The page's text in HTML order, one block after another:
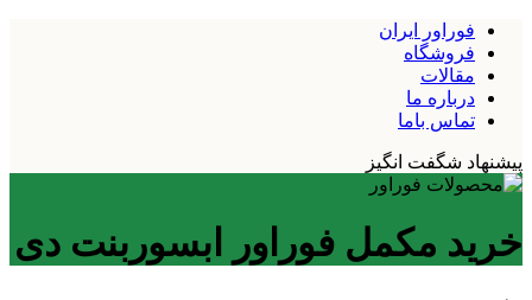
فوراور ایران
فروشگاه
مقالات
درباره ما
تماس باما
پیشنهاد شگفت انگیز
خرید مکمل فوراور ابسوربنت دی